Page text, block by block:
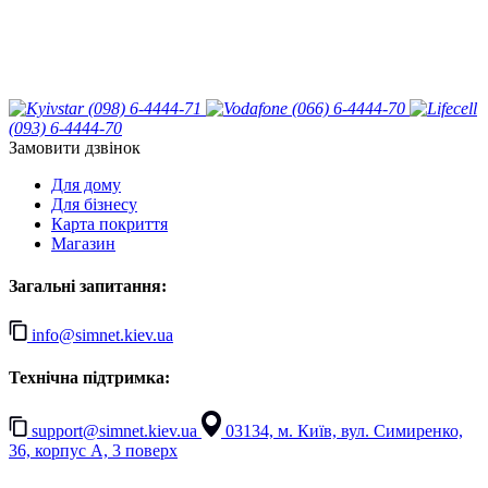
(098) 6-4444-71
(066) 6-4444-70
(093) 6-4444-70
Замовити дзвінок
Для дому
Для бізнесу
Карта покриття
Магазин
Загальні запитання:
info@simnet.kiev.ua
Технічна підтримка:
support@simnet.kiev.ua
03134, м. Київ, вул. Симиренко,
36, корпус А, 3 поверх